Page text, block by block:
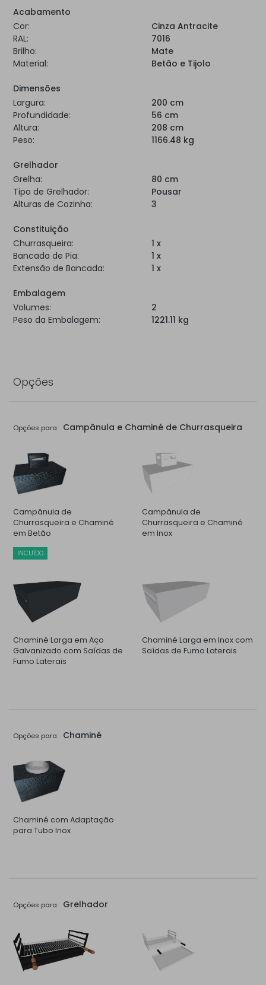
Acabamento
Cor:
Cinza Antracite
RAL:
7016
Brilho:
Mate
Material:
Betão e Tijolo
Dimensões
Largura:
200 cm
Profundidade:
56 cm
Altura:
208 cm
Peso:
1166.48 kg
Grelhador
Grelha:
80 cm
Tipo de Grelhador:
Pousar
Alturas de Cozinha:
3
Constituição
Churrasqueira:
1 x
Bancada de Pia:
1 x
Extensão de Bancada:
1 x
Embalagem
Volumes:
2
Peso da Embalagem:
1221.11 kg
Opções
Opções para: Campânula e Chaminé de Churrasqueira
Campânula de
Churrasqueira e Chaminé
em Betão
INCUÍDO
Campânula de
Churrasqueira e Chaminé
em Inox
Chaminé Larga em Aço
Galvanizado com Saídas de
Fumo Laterais
Chaminé Larga em Inox com
Saídas de Fumo Laterais
Opções para: Chaminé
Chaminé com Adaptação
para Tubo Inox
Opções para: Grelhador